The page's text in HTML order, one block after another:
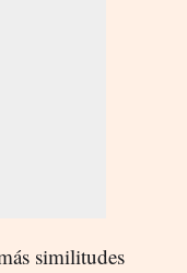
similitudes